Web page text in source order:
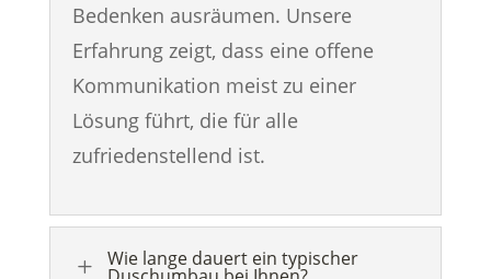
Bedenken ausräumen. Unsere
Erfahrung zeigt, dass eine offene
Kommunikation meist zu einer
Lösung führt, die für alle
zufriedenstellend ist.
L Wie lange dauert ein typischer